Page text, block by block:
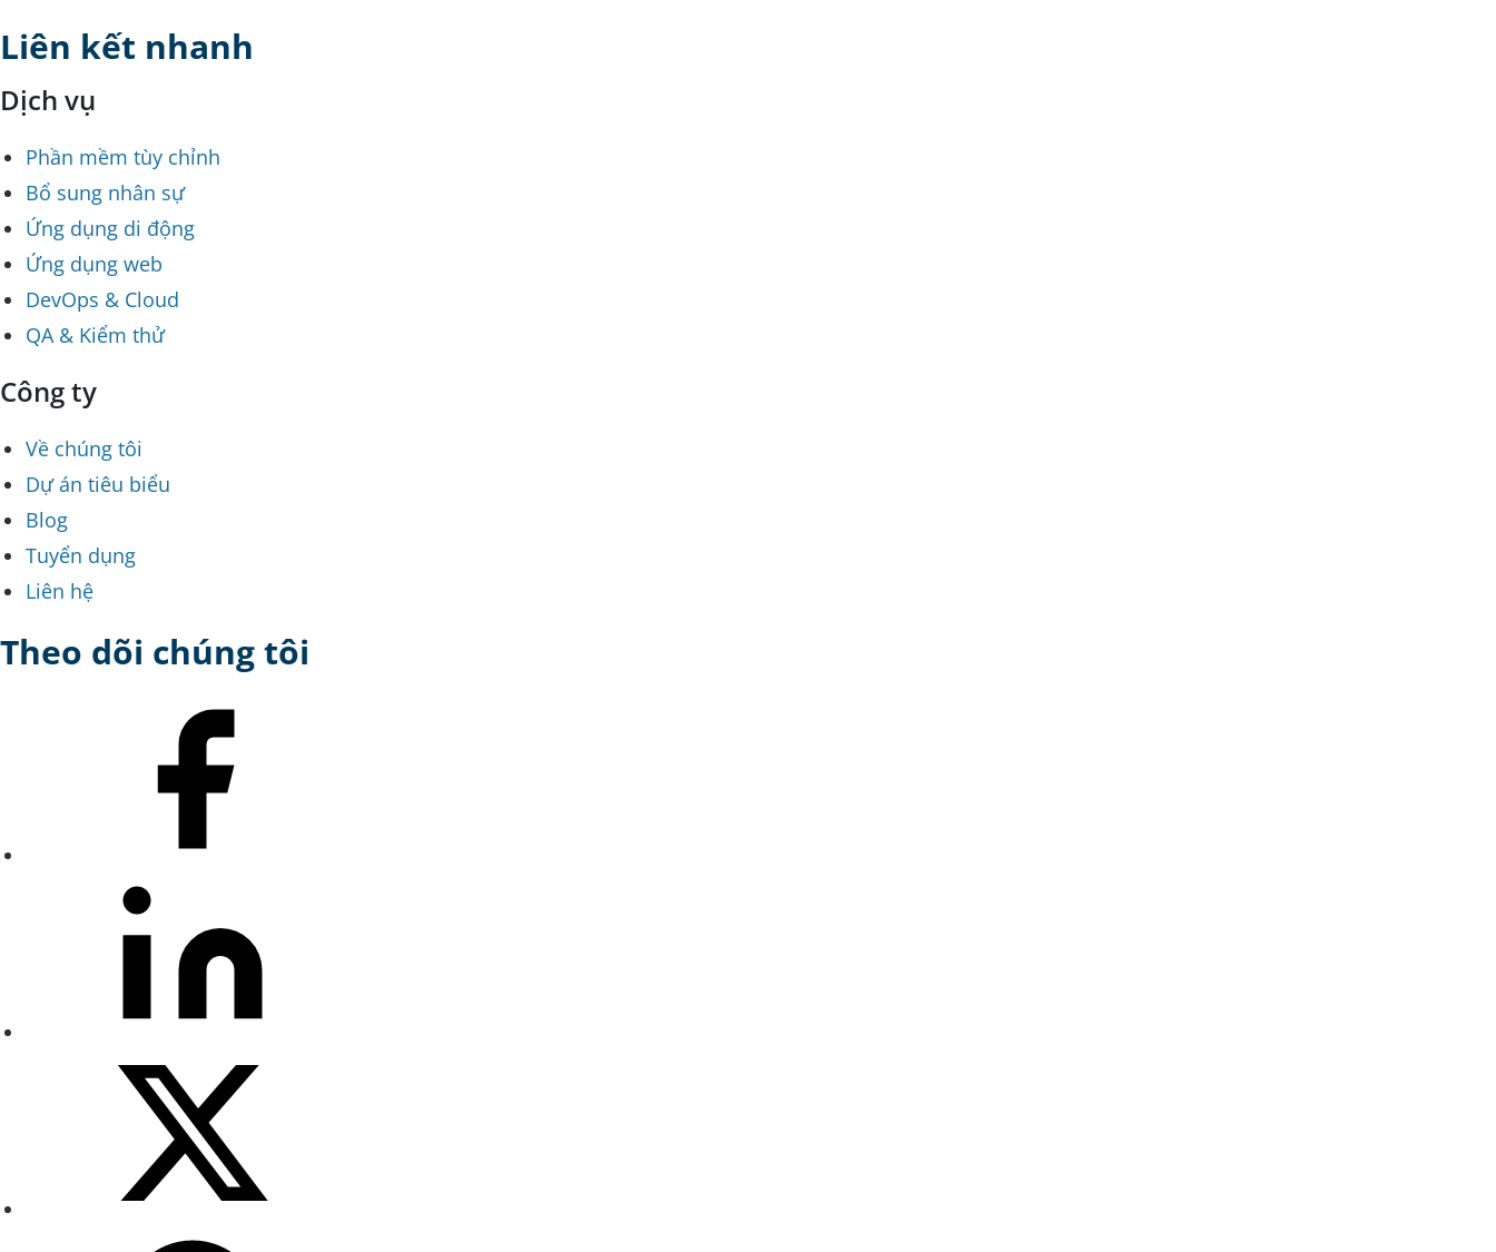
Liên kết nhanh
Dịch vụ
Phần mềm tùy chỉnh
Bổ sung nhân sự
Ứng dụng di động
Ứng dụng web
DevOps & Cloud
QA & Kiểm thử
Công ty
Về chúng tôi
Dự án tiêu biểu
Blog
Tuyển dụng
Liên hệ
Theo dõi chúng tôi